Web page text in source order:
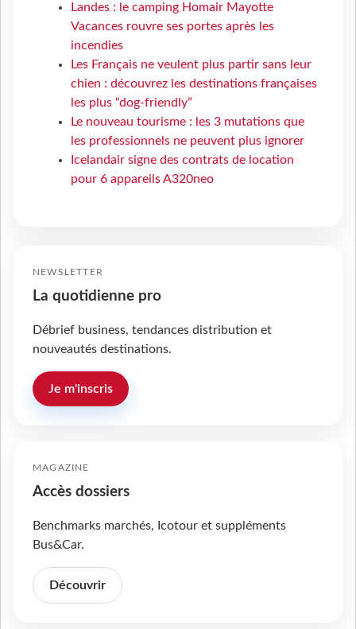
Landes : le camping Homair Mayotte
Vacances rouvre ses portes après les
incendies
Les Français ne veulent plus partir sans leur
chien : découvrez les destinations françaises
les plus “dog-friendly”
Le nouveau tourisme : les 3 mutations que
les professionnels ne peuvent plus ignorer
Icelandair signe des contrats de location
pour 6 appareils A320neo
NEWSLETTER
La quotidienne pro
Débrief business, tendances distribution et
nouveautés destinations.
Je m'inscris
MAGAZINE
Accès dossiers
Benchmarks marchés, Icotour et suppléments
Bus&Car.
Découvrir